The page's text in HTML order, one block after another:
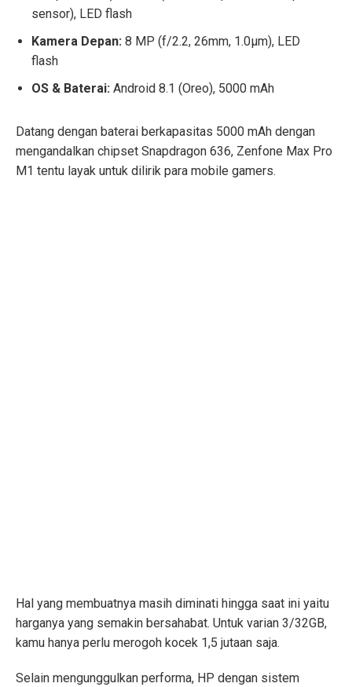
sensor), LED flash
Kamera Depan: 8 MP (f/2.2, 26mm, 1.0µm), LED
flash
OS & Baterai: Android 8.1 (Oreo), 5000 mAh
Datang dengan baterai berkapasitas 5000 mAh dengan
mengandalkan chipset Snapdragon 636, Zenfone Max Pro
M1 tentu layak untuk dilirik para mobile gamers.
Hal yang membuatnya masih diminati hingga saat ini yaitu
harganya yang semakin bersahabat. Untuk varian 3/32GB,
kamu hanya perlu merogoh kocek 1,5 jutaan saja.
Selain mengunggulkan performa, HP dengan sistem